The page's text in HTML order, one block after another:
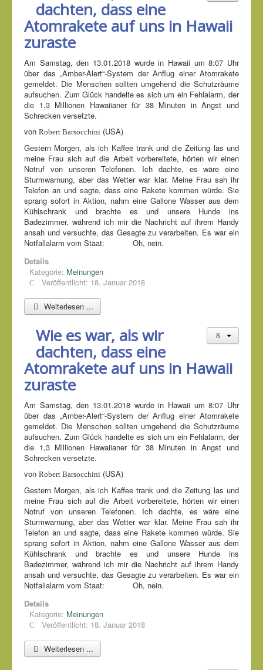
dachten, dass eine
Atomrakete auf uns in Hawaii
zuraste
Am Samstag, den 13.01.2018 wurde in Hawaii um 8:07 Uhr
über das „Amber-Alert“-System der Anflug einer Atomrakete
gemeldet. Die Menschen sollten umgehend die Schutzräume
aufsuchen. Zum Glück handelte es sich um ein Fehlalarm, der
die 1,3 Millionen Hawaiianer für 38 Minuten in Angst und
Schrecken versetzte.
von Robert Barsocchini (USA)
Gestern Morgen, als ich Kaffee trank und die Zeitung las und
meine Frau sich auf die Arbeit vorbereitete, hörten wir einen
Notruf von unseren Telefonen. Ich dachte, es wäre eine
Sturmwarnung, aber das Wetter war klar. Meine Frau sah ihr
Telefon an und sagte, dass eine Rakete kommen würde. Sie
sprang sofort in Aktion, nahm eine Gallone Wasser aus dem
Kühlschrank und brachte es und unsere Hunde ins
Badezimmer, während ich mir die Nachricht auf ihrem Handy
ansah und versuchte, das Gesagte zu verarbeiten. Es war ein
Notfallalarm vom Staat: Oh, nein.
Details
Kategorie: Meinungen
Veröffentlicht: 18. Januar 2018
Weiterlesen ...
Wie es war, als wir
dachten, dass eine
Atomrakete auf uns in Hawaii
zuraste
Am Samstag, den 13.01.2018 wurde in Hawaii um 8:07 Uhr
über das „Amber-Alert“-System der Anflug einer Atomrakete
gemeldet. Die Menschen sollten umgehend die Schutzräume
aufsuchen. Zum Glück handelte es sich um ein Fehlalarm, der
die 1,3 Millionen Hawaiianer für 38 Minuten in Angst und
Schrecken versetzte.
von Robert Barsocchini (USA)
Gestern Morgen, als ich Kaffee trank und die Zeitung las und
meine Frau sich auf die Arbeit vorbereitete, hörten wir einen
Notruf von unseren Telefonen. Ich dachte, es wäre eine
Sturmwarnung, aber das Wetter war klar. Meine Frau sah ihr
Telefon an und sagte, dass eine Rakete kommen würde. Sie
sprang sofort in Aktion, nahm eine Gallone Wasser aus dem
Kühlschrank und brachte es und unsere Hunde ins
Badezimmer, während ich mir die Nachricht auf ihrem Handy
ansah und versuchte, das Gesagte zu verarbeiten. Es war ein
Notfallalarm vom Staat: Oh, nein.
Details
Kategorie: Meinungen
Veröffentlicht: 18. Januar 2018
Weiterlesen ...